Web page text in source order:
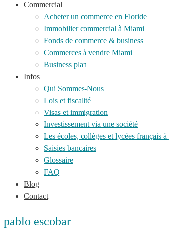
Commercial
Acheter un commerce en Floride
Immobilier commercial à Miami
Fonds de commerce & business
Commerces à vendre Miami
Business plan
Infos
Qui Sommes-Nous
Lois et fiscalité
Visas et immigration
Investissement via une société
Les écoles, collèges et lycées français
Saisies bancaires
Glossaire
FAQ
Blog
Contact
pablo escobar